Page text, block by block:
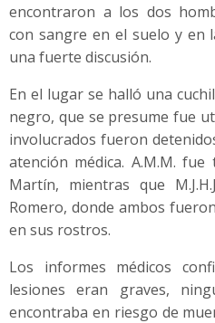
encontraron a los dos
con sangre en el suelo y en
una fuerte discusión.
En el lugar se halló una
negro, que se presume fue
involucrados fueron
atención médica. A.M.M.
Martín, mientras que
Romero, donde ambos
en sus rostros.
Los informes médicos
lesiones eran graves,
encontraba en riesgo de